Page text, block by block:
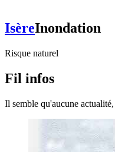
IsèreInondation
Risque naturel
Fil infos
Il semble qu'aucune